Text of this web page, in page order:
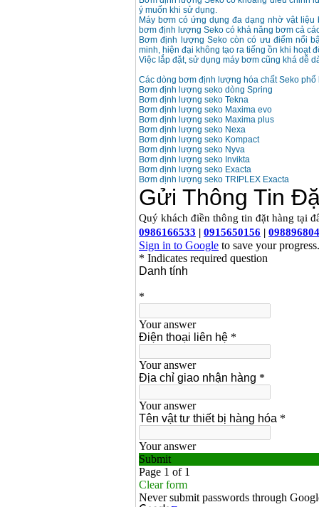
ý muốn khi sử dụng.
Máy bơm có ứng dụng đa dạng nhờ vật liệu
bơm định lượng Seko có khả năng bơm cả
Bơm định lượng Seko còn có ưu điểm nổi
minh, hiện đại không tạo ra tiếng ồn khi hoạt
Việc lắp đặt, sử dụng máy bơm cũng khá dễ
Các dòng bơm định lượng hóa chất Seko phổ
Bơm định lượng seko dòng Spring
Bơm định lượng seko Tekna
Bơm định lượng seko Maxima evo
Bơm định lượng seko Maxima plus
Bơm định lượng seko Nexa
Bơm định lượng seko Kompact
Bơm định lượng seko Nyva
Bơm định lượng seko Invikta
Bơm định lượng seko Exacta
Bơm định lượng seko TRIPLEX Exacta